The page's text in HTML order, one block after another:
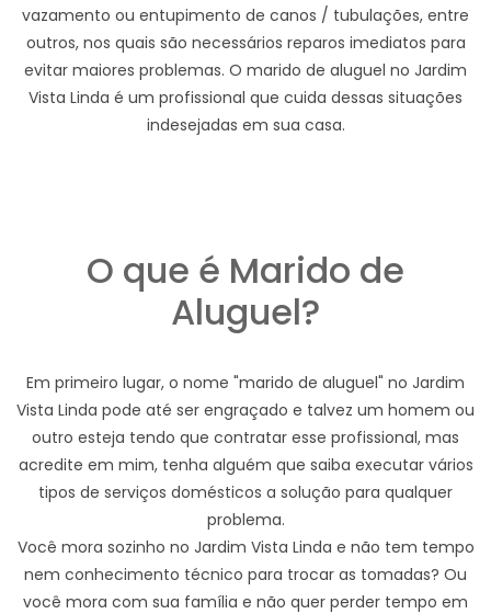
vazamento ou entupimento de canos / tubulações, entre
outros, nos quais são necessários reparos imediatos para
evitar maiores problemas. O marido de aluguel no Jardim
Vista Linda é um profissional que cuida dessas situações
indesejadas em sua casa.
O que é Marido de
Aluguel?
Em primeiro lugar, o nome "marido de aluguel" no Jardim
Vista Linda pode até ser engraçado e talvez um homem ou
outro esteja tendo que contratar esse profissional, mas
acredite em mim, tenha alguém que saiba executar vários
tipos de serviços domésticos a solução para qualquer
problema.
Você mora sozinho no Jardim Vista Linda e não tem tempo
nem conhecimento técnico para trocar as tomadas? Ou
você mora com sua família e não quer perder tempo em